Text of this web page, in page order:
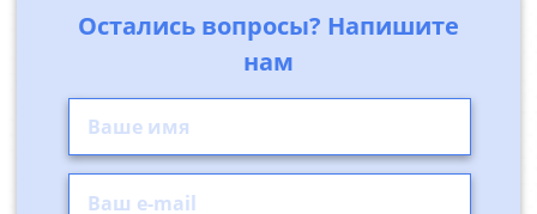
Остались вопросы? Напишите
нам